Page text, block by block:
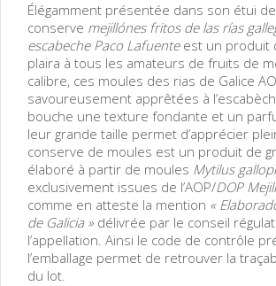
Élégamment présentée dans son étui
conserve mejillónes fritos de las rías
escabeche Paco Lafuenteest un produit
plaira à tous les amateurs de fruits de
calibre, ces moules des rias de Galice
savoureusement apprêtées à
bouche une texture fondante et un
leur grande taille permet d’apprécier
conserve de moules est un produit de
élaboré à partir de moules Mytilus
exclusivement issues de l’AOP/DOP
comme en atteste la mention «
de Galicia » délivrée par le conseil
l’appellation. Ainsi le code de contrôle
l’emballage permet de retrouver la
du lot.